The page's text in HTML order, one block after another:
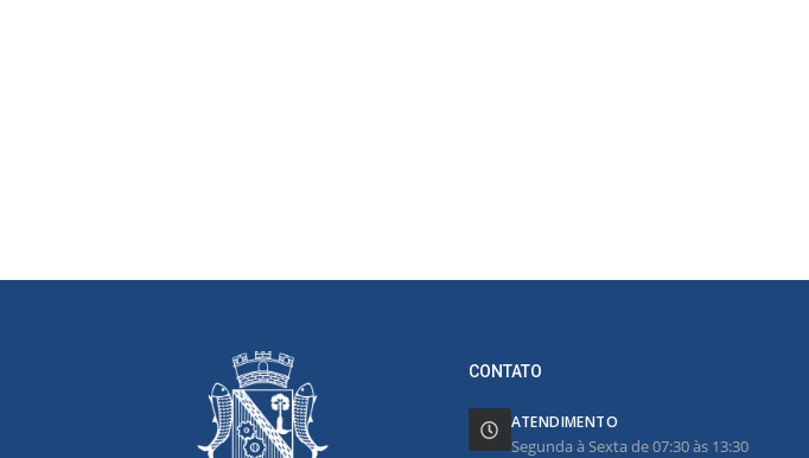
CONTATO
ATENDIMENTO
Segunda à Sexta de 07:30 às 13:30